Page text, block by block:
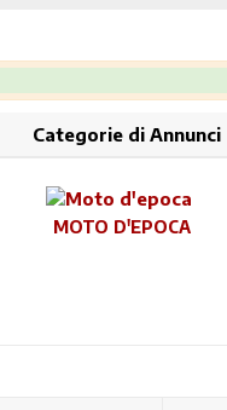
Categorie di Annunci
MOTO D'EPOCA